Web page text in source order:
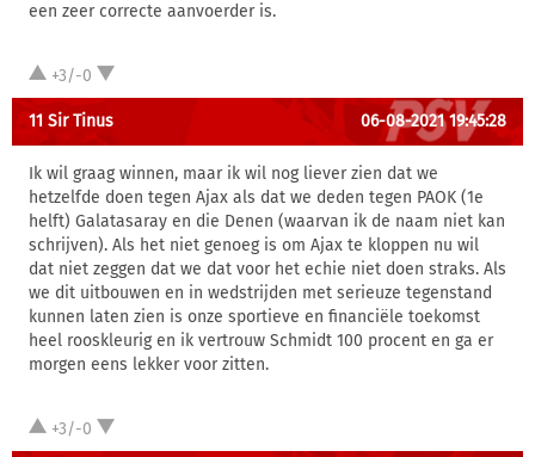
een zeer correcte aanvoerder is.
+3/-0
11 Sir Tinus 06-08-2021 19:45:28
Ik wil graag winnen, maar ik wil nog liever zien dat we
hetzelfde doen tegen Ajax als dat we deden tegen PAOK (1e
helft) Galatasaray en die Denen (waarvan ik de naam niet kan
schrijven). Als het niet genoeg is om Ajax te kloppen nu wil
dat niet zeggen dat we dat voor het echie niet doen straks. Als
we dit uitbouwen en in wedstrijden met serieuze tegenstand
kunnen laten zien is onze sportieve en financiële toekomst
heel rooskleurig en ik vertrouw Schmidt 100 procent en ga er
morgen eens lekker voor zitten.
+3/-0